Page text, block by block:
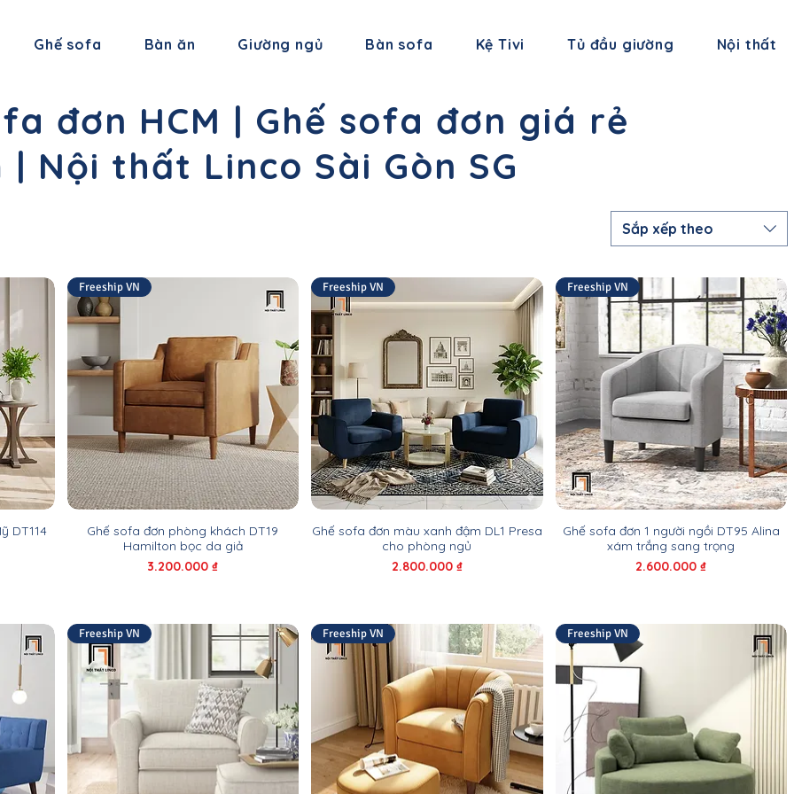
Ghế sofa Bàn ăn Giường ngủ Bàn sofa Kệ Tivi Tủ đầu giường Nội thất
đơn HCM | Ghế sofa đơn giá rẻ
| Nội thất Linco Sài Gòn SG
Sắp xếp theo
DT114
Freeship VN
Ghế sofa đơn phòng khách DT19
Hamilton bọc da giả
Giá
3.200.000 ₫
Freeship VN
Ghế sofa đơn màu xanh đậm DL1 Presa
cho phòng ngủ
Giá
2.800.000 ₫
Freeship VN
Ghế sofa đơn 1 người ngồi DT95 Alina
xám trắng sang trọng
Giá
2.600.000 ₫
Freeship VN Freeship VN Freeship VN